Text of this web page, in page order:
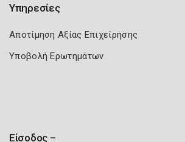
Υπηρεσίες
Αποτίμηση Αξίας Επιχείρησης
Υποβολή Ερωτημάτων
Είσοδος –